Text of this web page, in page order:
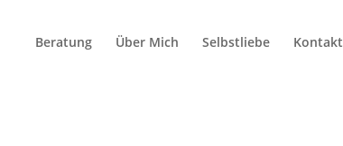
Beratung Über Mich Selbstliebe Kontakt